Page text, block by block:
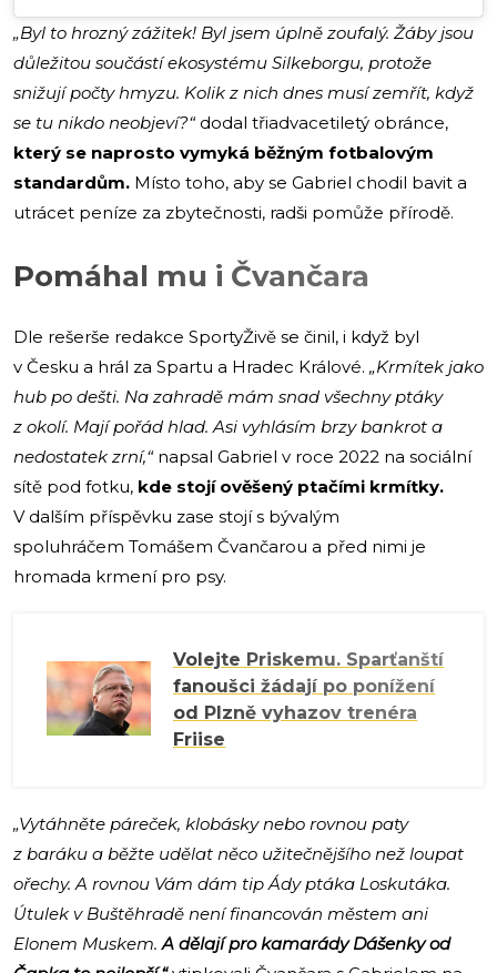
„Byl to hrozný zážitek! Byl jsem úplně zoufalý. Žáby jsou
důležitou součástí ekosystému Silkeborgu, protože
snižují počty hmyzu. Kolik z nich dnes musí zemřít, když
se tu nikdo neobjeví?“dodal třiadvacetiletý obránce,
který se naprosto vymyká běžným fotbalovým
standardům. Místo toho, aby se Gabriel chodil bavit a
utrácet peníze za zbytečnosti, radši pomůže přírodě.
Pomáhal mu i Čvančara
Dle rešerše redakce SportyŽivě se činil, i když byl
v Česku a hrál za Spartu a Hradec Králové. „Krmítek jako
hub po dešti. Na zahradě mám snad všechny ptáky
z okolí. Mají pořád hlad. Asi vyhlásím brzy bankrot a
nedostatek zrní,“ napsal Gabriel v roce 2022 na sociální
sítě pod fotku, kde stojí ověšený ptačími krmítky.
V dalším příspěvku zase stojí s bývalým
spoluhráčem Tomášem Čvančarou a před nimi je
hromada krmení pro psy.
Volejte Priskemu. Sparťanští
fanoušci žádají po ponížení
od Plzně vyhazov trenéra
Friise
„Vytáhněte páreček, klobásky nebo rovnou paty
z baráku a běžte udělat něco užitečnějšího než loupat
ořechy. A rovnou Vám dám tip Ády ptáka Loskutáka.
Útulek v Buštěhradě není financován městem ani
Elonem Muskem.A dělají pro kamarády Dášenky od